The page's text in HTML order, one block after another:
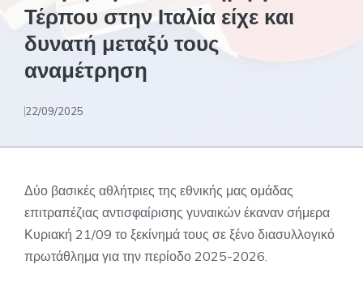
Τέρπου στην Ιταλία είχε και
δυνατή μεταξύ τους
αναμέτρηση
22/09/2025
Δύο βασικές αθλήτριες της εθνικής μας ομάδας
επιτραπέζιας αντισφαίρισης γυναικών έκαναν σήμερα
Κυριακή 21/09 το ξεκίνημά τους σε ξένο διασυλλογικό
πρωτάθλημα για την περίοδο 2025-2026.